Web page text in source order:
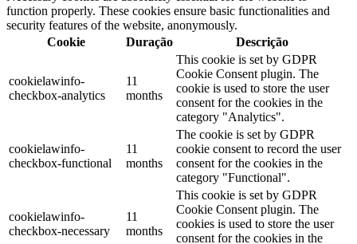
function properly. These cookies ensure basic functionalities and
security features of the website, anonymously.
Cookie
Duração Descrição
cookielawinfo-
checkbox-analytics
11
months
This cookie is set by GDPR
Cookie Consent plugin. The
cookie is used to store the user
consent for the cookies in the
category "Analytics".
cookielawinfo-
checkbox-functional
11
months
The cookie is set by GDPR
cookie consent to record the user
consent for the cookies in the
category "Functional".
cookielawinfo-
checkbox-necessary
11
months
This cookie is set by GDPR
Cookie Consent plugin. The
cookies is used to store the user
consent for the cookies in the